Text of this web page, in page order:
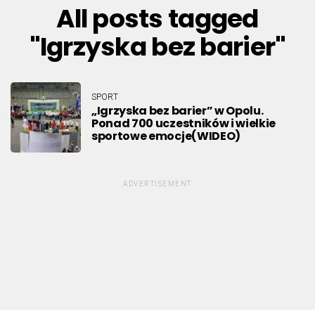
All posts tagged
"Igrzyska bez barier"
SPORT
„Igrzyska bez barier” w Opolu.
Ponad 700 uczestników i wielkie
sportowe emocje(WIDEO)
ADVERTISEMENT